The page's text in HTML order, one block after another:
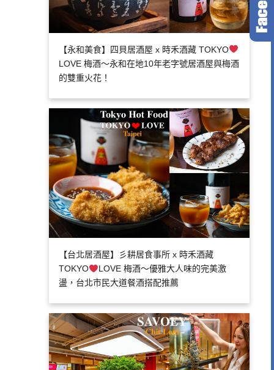
【永和美食】四貝居酒屋 x 時禾酒藏 TOKYO
LOVE 梅酒～永和在地10年老字號居酒屋與梅酒
的雙重火花！
【台北居酒屋】彡耕居食事所 x 時禾酒藏
TOKYO
LOVE 梅酒～優雅大人味的完美激
盪，台北市民大道餐酒搭配推薦